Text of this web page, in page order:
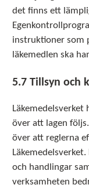
det finns ett
instruktioner som
läkemedlen ska
5.7 Tillsyn och
över att lagen
över att reglerna
och handlingar
verksamheten